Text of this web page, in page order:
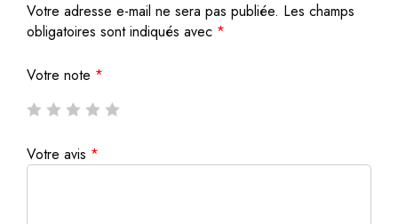
Votre adresse e-mail ne sera pas publiée. Les champs
obligatoires sont indiqués avec *
Votre note *
Votre avis *